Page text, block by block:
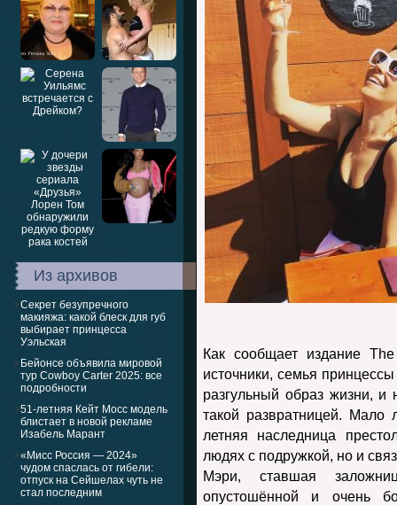
Из архивов
Секрет безупречного
макияжа: какой блеск для губ
выбирает принцесса
Уэльская
Бейонсе объявила мировой
тур Cowboy Carter 2025: все
подробности
51-летняя Кейт Мосс модель
блистает в новой рекламе
Изабель Марант
«Мисс Россия — 2024»
чудом спаслась от гибели:
отпуск на Сейшелах чуть не
стал последним
Как сообщает издание
источники, семья
разгульный образ жизни, и
такой развратницей.
летняя наследница
людях с подружкой, но и
Мэри, ставшая
опустошённой и очень